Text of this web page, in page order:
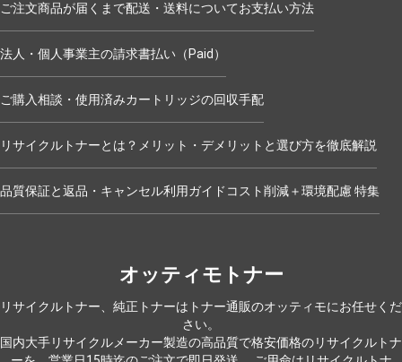
ご注文商品が届くまで配送・送料についてお支払い方法
法人・個人事業主の請求書払い（Paid）
ご購入相談・使用済みカートリッジの回収手配
リサイクルトナーとは？メリット・デメリットと選び方を徹底解説
品質保証と返品・キャンセル利用ガイド コスト削減＋環境配慮 特集
オッティモトナー
リサイクルトナー、純正トナーはトナー通販のオッティモにお任せくだ
さい。
国内大手リサイクルメーカー製造の高品質で格安価格のリサイクルトナ